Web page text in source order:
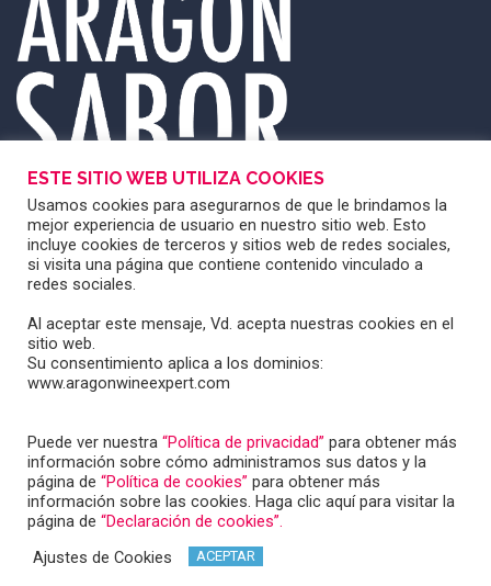
Copyright © 2025 Aragón Wine Expert / Aviso legaly
política de privacidad
ESTE SITIO WEB UTILIZA COOKIES
Usamos cookies para asegurarnos de que le brindamos la
mejor experiencia de usuario en nuestro sitio web. Esto
incluye cookies de terceros y sitios web de redes sociales,
si visita una página que contiene contenido vinculado a
redes sociales.
Al aceptar este mensaje, Vd. acepta nuestras cookies en el
sitio web.
Su consentimiento aplica a los dominios:
www.aragonwineexpert.com
Puede ver nuestra “Política de privacidad” para obtener más
información sobre cómo administramos sus datos y la
página de “Política de cookies” para obtener más
información sobre las cookies. Haga clic aquí para visitar la
página de “Declaración de cookies”.
Ajustes de Cookies
ACEPTAR